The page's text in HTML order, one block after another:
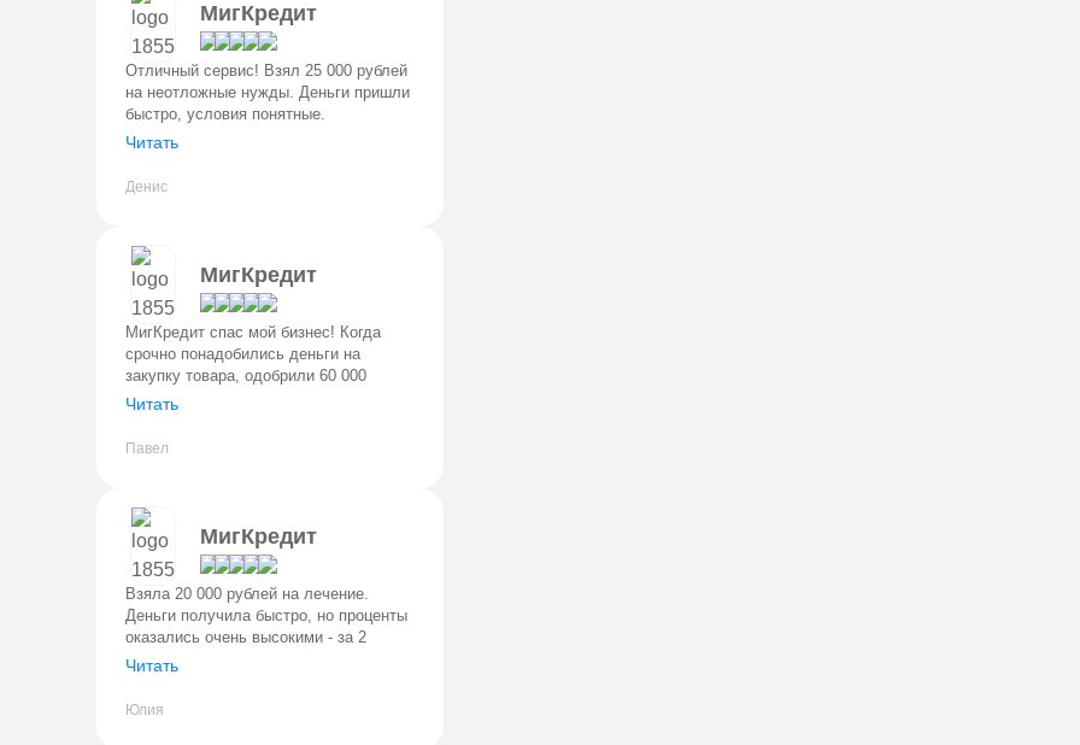
МигКредит
Отличный сервис! Взял 25 000 рублей
на неотложные нужды. Деньги пришли
быстро, условия понятные.
Порадовала возможность досрочного
переплата около 3 200 рублей. Реком
Читать
Денис
МигКредит
МигКредит спас мой бизнес! Когда
срочно понадобились деньги на
закупку товара, одобрили 60 000
рублей за 30 минут. Деньги поступили
профессиональный, условия
Читать
Павел
МигКредит
Взяла 20 000 рублей на лечение.
Деньги получила быстро, но проценты
оказались очень высокими - за 2
недели переплатила 2 800 рублей.
услуг завышена. Только для самых кр
Читать
Юлия